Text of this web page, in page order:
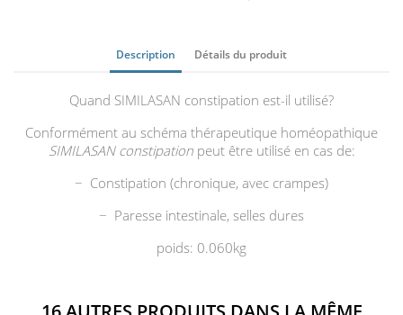
Description Détails du produit
Quand SIMILASAN constipation est-il utilisé?
Conformément au schéma thérapeutique homéopathique
SIMILASAN constipation peut être utilisé en cas de:
− Constipation (chronique, avec crampes)
− Paresse intestinale, selles dures
poids: 0.060kg